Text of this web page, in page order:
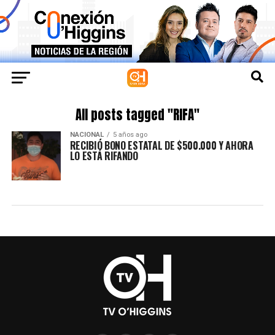
All posts tagged "RIFA"
NACIONAL 5 años ago
RECIBIÓ BONO ESTATAL DE $500.000 Y AHORA
LO ESTÁ RIFANDO